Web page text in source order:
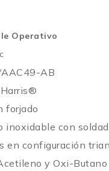
Operativo
AB
forjado
inoxidable con
en configuración
y Oxi-Butano